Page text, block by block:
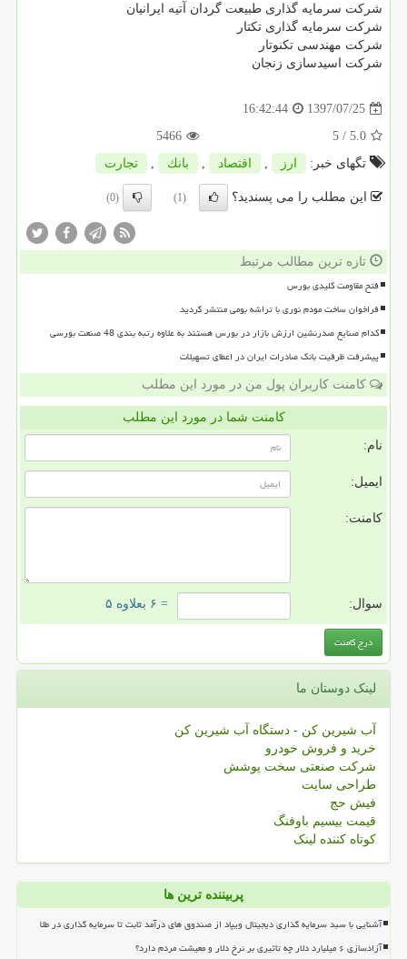
شركت سرمایه گذاری طبیعت گردان آتیه ایرانیان
شركت سرمایه گذاری تكتار
شركت مهندسی تكنوتار
شركت اسیدسازی زنجان
1397/07/25
16:42:44
5.0
/ 5
5466
تگهای خبر:
ارز , اقتصاد , بانك , تجارت
این مطلب را می پسندید؟ (1)
(0)
تازه ترین مطالب مرتبط
فتح مقاومت کلیدی بورس
فراخوان ساخت مودم نوری با تراشه بومی منتشر گردید
کدام صنایع صدرنشین ارزش بازار در بورس هستند به علاوه رتبه بندی 48 صنعت بورسی
پیشرفت ظرفیت بانک صادرات ایران در اعطای تسهیلات
کامنت کاربران پول من در مورد این مطلب
کامنت شما در مورد این مطلب
نام:
ایمیل:
کامنت:
سوال: = ۶ بعلاوه ۵
لینک دوستان ما
آب شیرین کن - دستگاه آب شیرین کن
خرید و فروش خودرو
شرکت صنعتی سخت پوشش
طراحی سایت
فیش حج
قیمت بیسیم باوفنگ
کوتاه کننده لینک
پربیننده ترین ها
آشنایی با سبد سرمایه گذاری دیجیتال ویپاد از صندوق های درآمد ثابت تا سرمایه گذاری در طلا
آزادسازی ۶ میلیارد دلار چه تاثیری بر نرخ دلار و معیشت مردم دارد؟